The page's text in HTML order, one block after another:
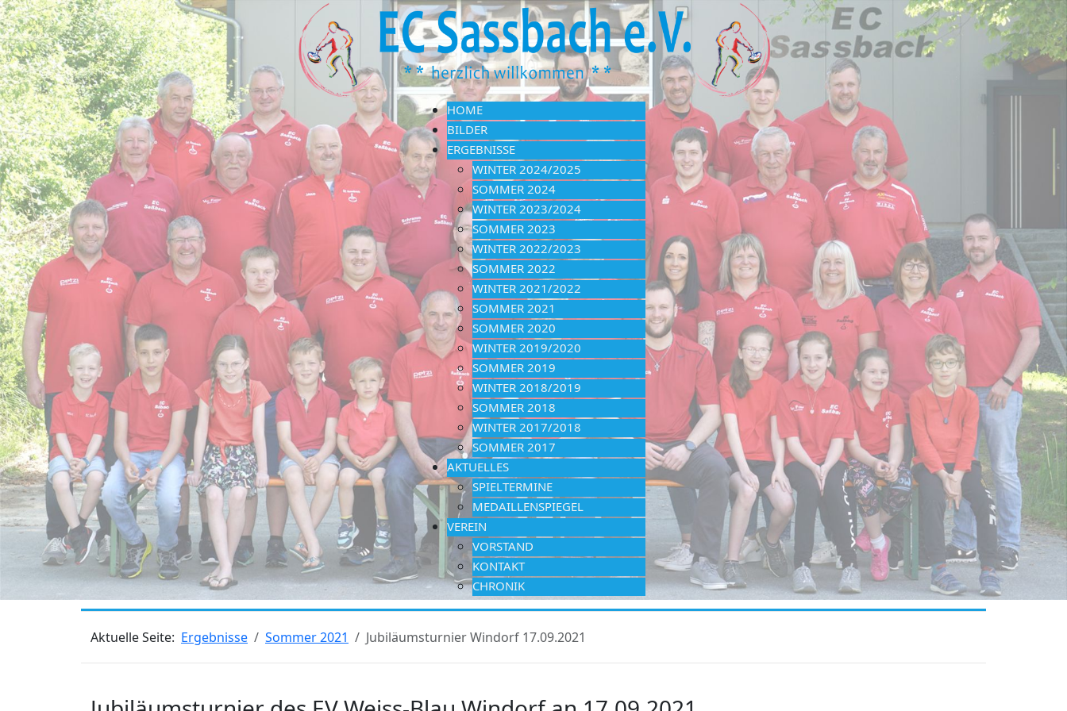
HOME
BILDER
ERGEBNISSE
WINTER 2024/2025
SOMMER 2024
WINTER 2023/2024
SOMMER 2023
WINTER 2022/2023
SOMMER 2022
WINTER 2021/2022
SOMMER 2021
SOMMER 2020
WINTER 2019/2020
SOMMER 2019
WINTER 2018/2019
SOMMER 2018
WINTER 2017/2018
SOMMER 2017
AKTUELLES
SPIELTERMINE
MEDAILLENSPIEGEL
VEREIN
VORSTAND
KONTAKT
CHRONIK
Aktuelle Seite: Ergebnisse Sommer 2021 Jubiläumsturnier Windorf 17.09.2021